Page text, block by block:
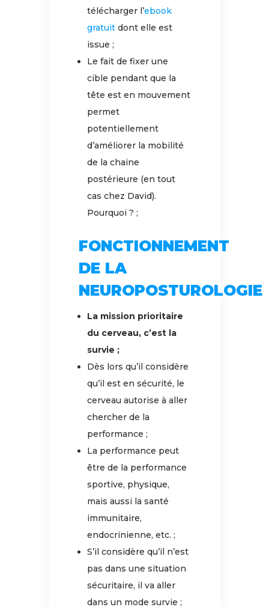
télécharger l’ebook
gratuitdont elle est
issue ;
Le fait de fixer une
cible pendant que la
tête est en mouvement
permet
potentiellement
d’améliorer la mobilité
de la chaine
postérieure (en tout
cas chez David).
Pourquoi ? ;
FONCTIONNEMENT
DE LA
NEUROPOSTUROLOGIE
La mission prioritaire
du cerveau, c’est la
survie ;
Dès lors qu’il considère
qu’il est en sécurité, le
cerveau autorise à aller
chercher de la
performance ;
La performance peut
être de la performance
sportive, physique,
mais aussi la santé
immunitaire,
endocrinienne, etc. ;
S’il considère qu’il n’est
pas dans une situation
sécuritaire, il va aller
dans un mode survie ;